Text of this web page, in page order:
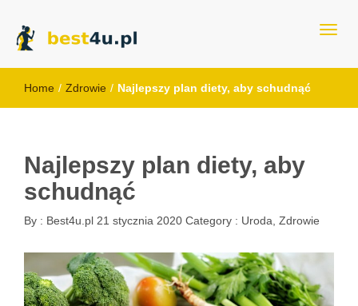
best4u.pl
Home / Zdrowie / Najlepszy plan diety, aby schudnąć
Najlepszy plan diety, aby
schudnąć
By : Best4u.pl 21 stycznia 2020 Category : Uroda Zdrowie